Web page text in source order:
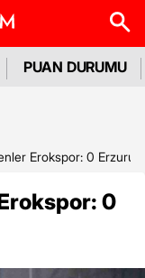
PUAN DURUMU
Erokspor: 0
0